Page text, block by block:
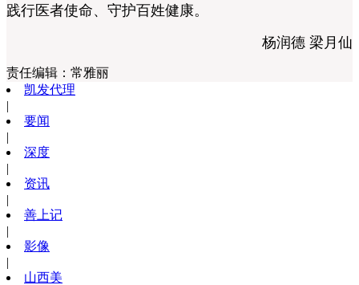
践行医者使命、守护百姓健康。
杨润德 梁月仙
责任编辑： 常雅丽
凯发代理
|
要闻
|
深度
|
资讯
|
善上记
|
影像
|
山西美